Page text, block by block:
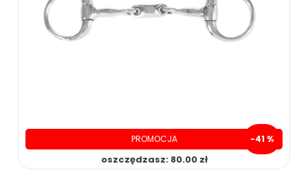
PROMOCJA -41 %
oszczędzasz: 80.00 zł